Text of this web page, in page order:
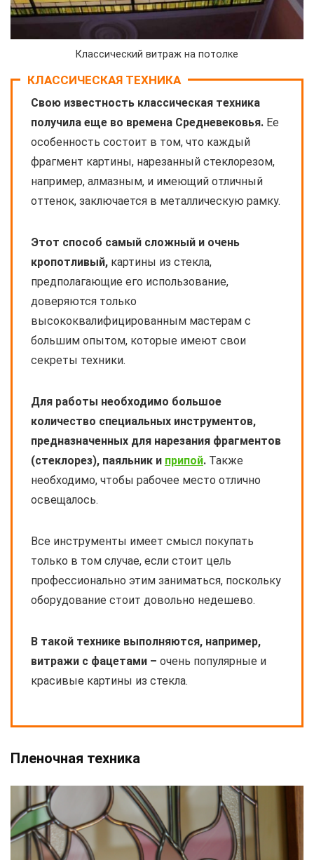
Классический витраж на потолке
КЛАССИЧЕСКАЯ ТЕХНИКА
Свою известность классическая техника
получила еще во времена Средневековья. Ее
особенность состоит в том, что каждый
фрагмент картины, нарезанный стеклорезом,
например, алмазным, и имеющий отличный
оттенок, заключается в металлическую рамку.
Этот способ самый сложный и очень
кропотливый, картины из стекла,
предполагающие его использование,
доверяются только
высококвалифицированным мастерам с
большим опытом, которые имеют свои
секреты техники.
Для работы необходимо большое
количество специальных инструментов,
предназначенных для нарезания фрагментов
(стеклорез), паяльник и припой. Также
необходимо, чтобы рабочее место отлично
освещалось.
Все инструменты имеет смысл покупать
только в том случае, если стоит цель
профессионально этим заниматься, поскольку
оборудование стоит довольно недешево.
В такой технике выполняются, например,
витражи с фацетами – очень популярные и
красивые картины из стекла.
Пленочная техника